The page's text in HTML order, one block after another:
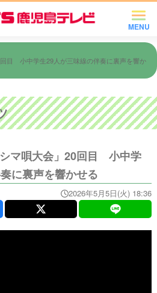
MENU
目 小中学生29人が三味線の伴奏に裏声を響か
マ唄大会」20回目 小中学
に裏声を響かせる
2026年5月5日(火) 18:36